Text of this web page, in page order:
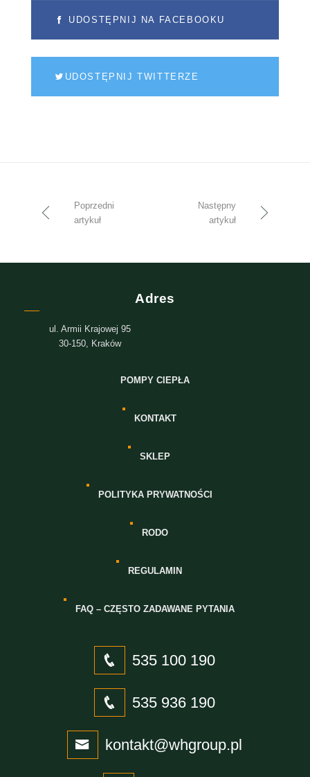
UDOSTĘPNIJ NA FACEBOOKU
UDOSTĘPNIJ TWITTERZE
Poprzedni
artykuł
Następny
artykuł
Adres
ul. Armii Krajowej 95
30-150, Kraków
POMPY CIEPŁA
KONTAKT
SKLEP
POLITYKA PRYWATNOŚCI
RODO
REGULAMIN
FAQ – CZĘSTO ZADAWANE PYTANIA
535 100 190
535 936 190
kontakt@whgroup.pl